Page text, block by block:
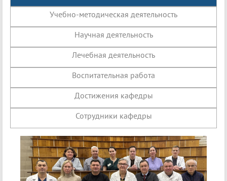
Учебно-методическая деятельность
Научная деятельность
Лечебная деятельность
Воспитательная работа
Достижения кафедры
Сотрудники кафедры